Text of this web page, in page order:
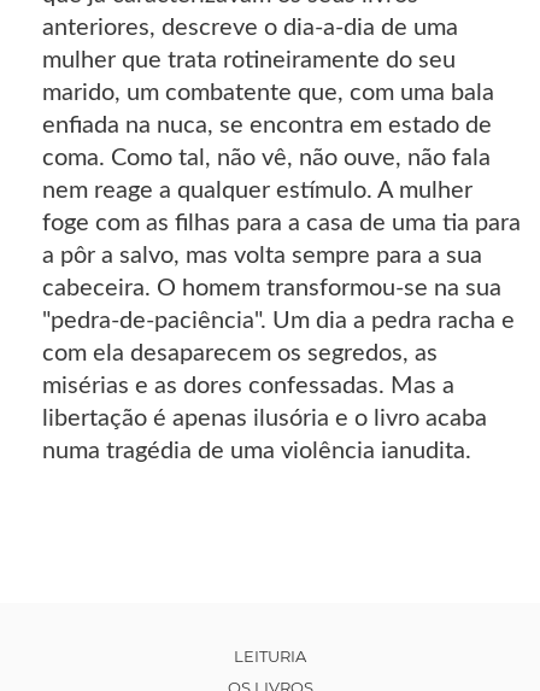
anteriores, descreve o dia-a-dia de uma
mulher que trata rotineiramente do seu
marido, um combatente que, com uma bala
enfiada na nuca, se encontra em estado de
coma. Como tal, não vê, não ouve, não fala
nem reage a qualquer estímulo. A mulher
foge com as filhas para a casa de uma tia para
a pôr a salvo, mas volta sempre para a sua
cabeceira. O homem transformou-se na sua
"pedra-de-paciência". Um dia a pedra racha e
com ela desaparecem os segredos, as
misérias e as dores confessadas. Mas a
libertação é apenas ilusória e o livro acaba
numa tragédia de uma violência ianudita.
LEITURIA